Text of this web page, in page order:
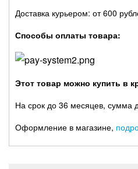
Доставка курьером: от 600
Способы оплаты товара:
Этот товар можно купить в
На срок до 36 месяцев, сумма
Оформление в магазине,